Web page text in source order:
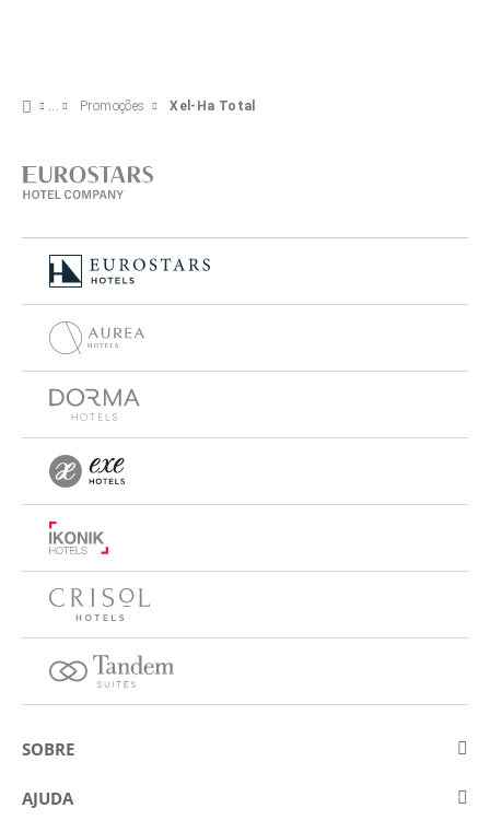
Promoções Xel-Ha Total
SOBRE
Sobre a Eurostars Hotel Company
AJUDA